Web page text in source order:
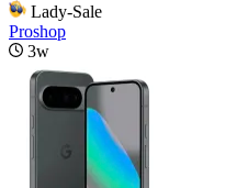
Lady-Sale
Proshop
3w